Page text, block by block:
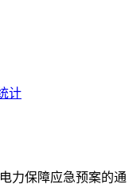
计
力保障应急预案的通